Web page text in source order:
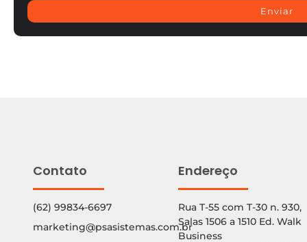
Enviar
Endereço
Rua T-55 com T-30 n. 930,
Salas 1506 a 1510 Ed. Walk
Business
Contato
(62) 99834-6697
marketing@psasistemas.com.br